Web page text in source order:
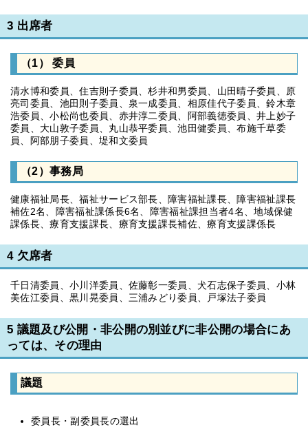
3 出席者
（1） 委員
清水博和委員、住吉則子委員、杉井和男委員、山田晴子委員、原
亮司委員、池田則子委員、泉一成委員、相原佳代子委員、鈴木章
浩委員、小松尚也委員、赤井淳二委員、阿部義徳委員、井上妙子
委員、大山敦子委員、丸山恭平委員、池田健委員、布施千草委
員、阿部朋子委員、堤和文委員
（2）事務局
健康福祉局長、福祉サービス部長、障害福祉課長、障害福祉課長
補佐2名、障害福祉課係長6名、障害福祉課担当者4名、地域保健
課係長、療育支援課長、療育支援課長補佐、療育支援課係長
4 欠席者
千日清委員、小川洋委員、佐藤彰一委員、犬石志保子委員、小林
美佐江委員、黒川晃委員、三浦みどり委員、戸塚法子委員
5 議題及び公開・非公開の別並びに非公開の場合にあ
っては、その理由
議題
委員長・副委員長の選出